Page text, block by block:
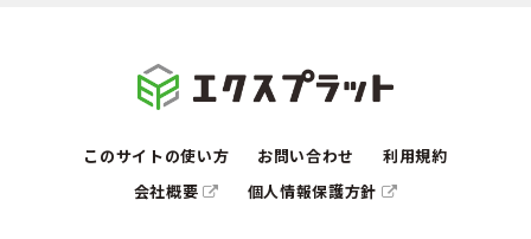
このサイトの使い方 お問い合わせ
利用規約
会社概要
個人情報保護方針